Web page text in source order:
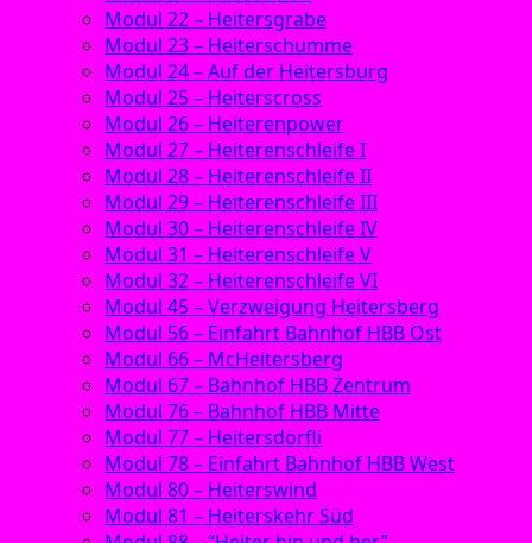
Modul 22 – Heitersgrabe
Modul 23 – Heiterschumme
Modul 24 – Auf der Heitersburg
Modul 25 – Heiterscross
Modul 26 – Heiterenpower
Modul 27 – Heiterenschleife I
Modul 28 – Heiterenschleife II
Modul 29 – Heiterenschleife III
Modul 30 – Heiterenschleife IV
Modul 31 – Heiterenschleife V
Modul 32 – Heiterenschleife VI
Modul 45 – Verzweigung Heitersberg
Modul 56 – Einfahrt Bahnhof HBB Ost
Modul 66 – McHeitersberg
Modul 67 – Bahnhof HBB Zentrum
Modul 76 – Bahnhof HBB Mitte
Modul 77 – Heitersdörfli
Modul 78 – Einfahrt Bahnhof HBB West
Modul 80 – Heiterswind
Modul 81 – Heiterskehr Süd